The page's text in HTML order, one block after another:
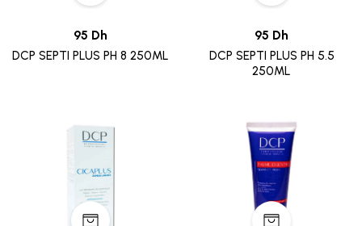
95 Dh
DCP SEPTI PLUS PH 8 250ML
95 Dh
DCP SEPTI PLUS PH 5.5
250ML